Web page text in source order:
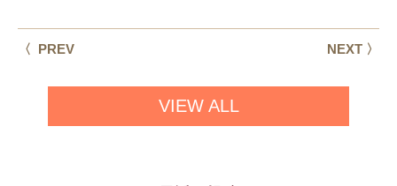
〈 PREV NEXT 〉
VIEW ALL